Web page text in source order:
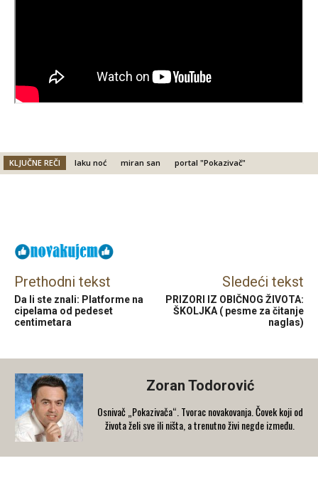
KLJUČNE REČI laku noć miran san portal "Pokazivač"
Prethodni tekst
Da li ste znali: Platforme na
cipelama od pedeset
centimetara
Sledeći tekst
PRIZORI IZ OBIČNOG ŽIVOTA:
ŠKOLJKA ( pesme za čitanje
naglas)
Zoran Todorović
Osnivač „Pokazivača“. Tvorac novakovanja. Čovek koji od
života želi sve ili ništa, a trenutno živi negde između.